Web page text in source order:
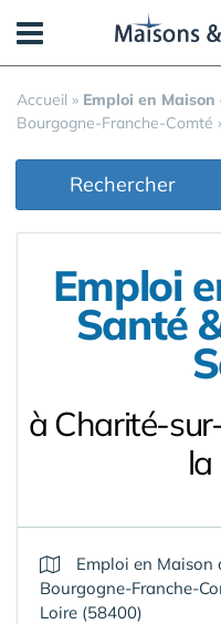
Accueil » Emploi en
Bourgogne-Franche-Comté
Rechercher
Emploi
Santé
à Charité-
Emploi en Maison
Bourgogne-Franche-
Loire (58400)
Panneau de gestion des cookies